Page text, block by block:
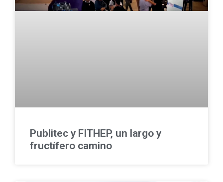
Publitec y FITHEP, un largo y
fructífero camino